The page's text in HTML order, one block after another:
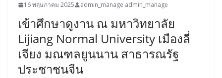
16 พฤษภาคม 2025 admin_manage admin_manage
เข้าศึกษาดูงาน ณ มหาวิทยาลัย
Lijiang Normal University เมืองลี่
เจียง มณฑลยูนนาน สาธารณรัฐ
ประชาชนจีน